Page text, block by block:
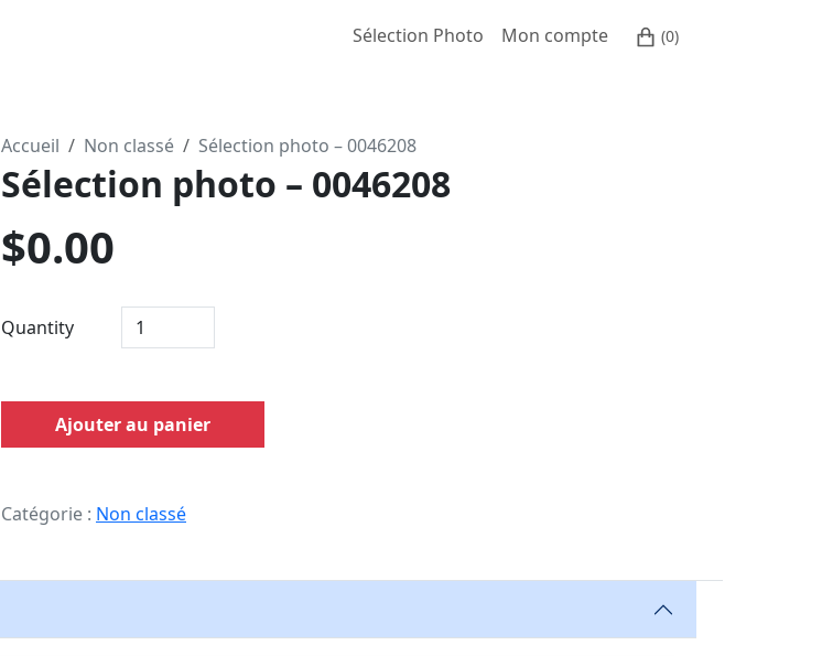
(0)
Sélection Photo Mon compte
Accueil Non classé Sélection photo – 0046208
Sélection photo – 0046208
$0.00
Quantity
Ajouter au panier
Catégorie : Non classé